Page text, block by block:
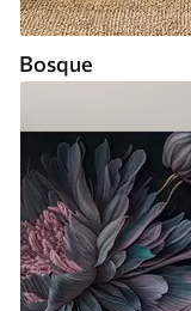
Bosque